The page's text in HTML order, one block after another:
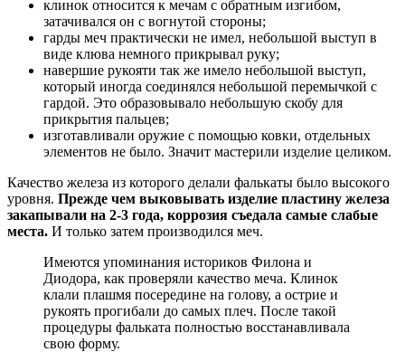
клинок относится к мечам с обратным изгибом,
затачивался он с вогнутой стороны;
гарды меч практически не имел, небольшой выступ в
виде клюва немного прикрывал руку;
навершие рукояти так же имело небольшой выступ,
который иногда соединялся небольшой перемычкой с
гардой. Это образовывало небольшую скобу для
прикрытия пальцев;
изготавливали оружие с помощью ковки, отдельных
элементов не было. Значит мастерили изделие целиком.
Качество железа из которого делали фалькаты было высокого
уровня. Прежде чем выковывать изделие пластину железа
закапывали на 2-3 года, коррозия съедала самые слабые
места. И только затем производился меч.
Имеются упоминания историков Филона и
Диодора, как проверяли качество меча. Клинок
клали плашмя посередине на голову, а острие и
рукоять прогибали до самых плеч. После такой
процедуры фальката полностью восстанавливала
свою форму.